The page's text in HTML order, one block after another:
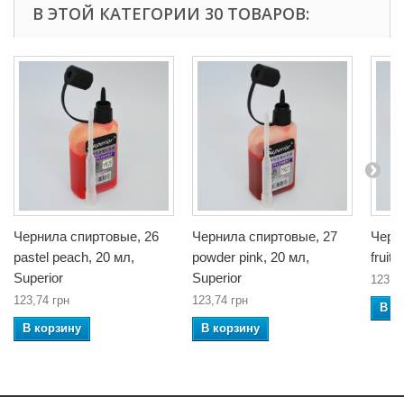
В ЭТОЙ КАТЕГОРИИ 30 ТОВАРОВ:
Чернила спиртовые, 26
pastel peach, 20 мл,
Superior
123,74 грн
В корзину
Чернила спиртовые, 27
powder pink, 20 мл,
Superior
123,74 грн
В корзину
fruit
В